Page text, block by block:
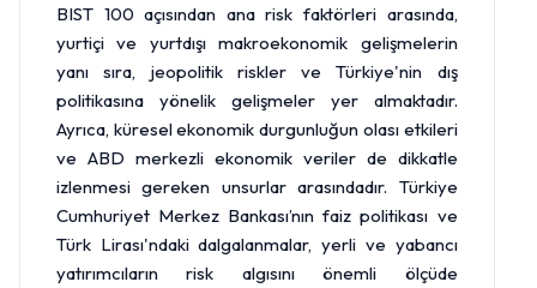
BIST 100 açısından ana risk faktörleri arasında,
yurtiçi ve yurtdışı makroekonomik gelişmelerin
yanı sıra, jeopolitik riskler ve Türkiye'nin dış
politikasına yönelik gelişmeler yer almaktadır.
Ayrıca, küresel ekonomik durgunluğun olası etkileri
ve ABD merkezli ekonomik veriler de dikkatle
izlenmesi gereken unsurlar arasındadır. Türkiye
Cumhuriyet Merkez Bankası’nın faiz politikası ve
Türk Lirası'ndaki dalgalanmalar, yerli ve yabancı
yatırımcıların risk algısını önemli ölçüde